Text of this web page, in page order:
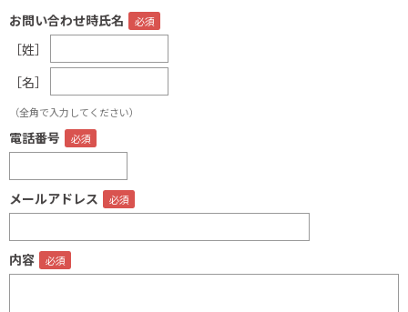
お問い合わせ時氏名
［姓］
［名］
（全角で入力してください）
電話番号
メールアドレス
内容